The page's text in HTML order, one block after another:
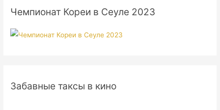
Чемпионат Кореи в Сеуле 2023
Забавные таксы в кино